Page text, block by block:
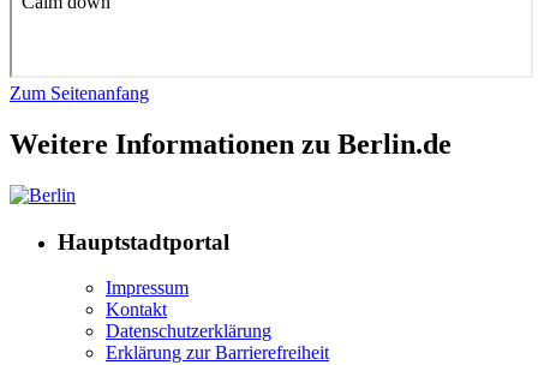
Zum Seitenanfang
Weitere Informationen zu Berlin.de
Hauptstadtportal
Impressum
Kontakt
Datenschutzerklärung
Erklärung zur Barrierefreiheit